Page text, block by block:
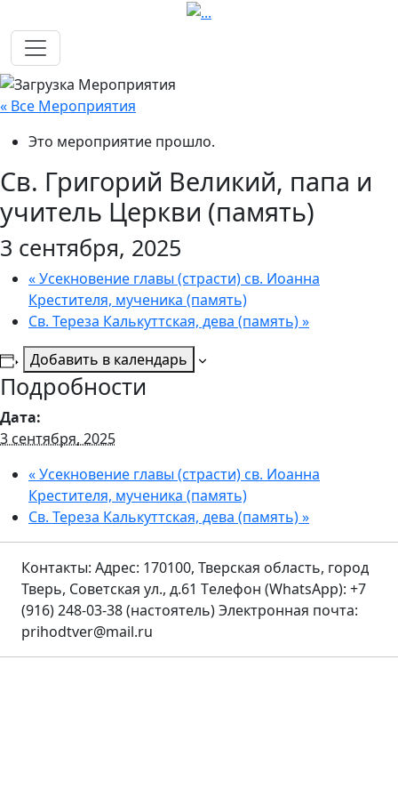
« Все Мероприятия
Это мероприятие прошло.
Св. Григорий Великий, папа и
учитель Церкви (память)
3 сентября, 2025
«Усекновение главы (страсти) св. Иоанна
Крестителя, мученика (память)
Св. Тереза Калькуттская, дева (память)»
Добавить в календарь
Подробности
Дата:
3 сентября, 2025
«Усекновение главы (страсти) св. Иоанна
Крестителя, мученика (память)
Св. Тереза Калькуттская, дева (память)»
Контакты: Адрес: 170100, Тверская область, город
Тверь, Советская ул., д.61 Tелефон (WhatsApp): +7
(916) 248-03-38 (настоятель)Электронная почта:
prihodtver@mail.ru